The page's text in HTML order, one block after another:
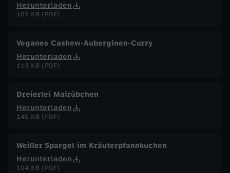
Herunterladen
107 KB (PDF)
Veganes Cashew-Auberginen-Curry
Herunterladen
113 KB (PDF)
Dreierlei Mairübchen
Herunterladen
140 KB (PDF)
Weißer Spargel im Kräuterpfannkuchen
Herunterladen
104 KB (PDF)